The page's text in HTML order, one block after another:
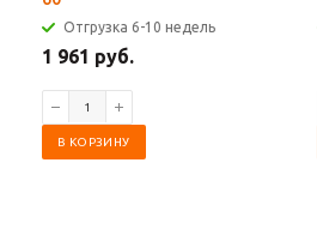
Отгрузка 6-10 недель
1 961 руб.
В КОРЗИНУ